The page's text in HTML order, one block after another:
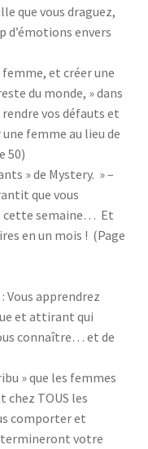
que vous draguez,
d’émotions envers
et créer une
du monde, » dans
rendre vos défauts et
une femme au lieu de
50)
» de Mystery. » –
que vous
cette semaine… Et
en un mois ! (Page
: Vous apprendrez
et attirant qui
connaître… et de
»que les femmes
TOUS les
comporter et
votre